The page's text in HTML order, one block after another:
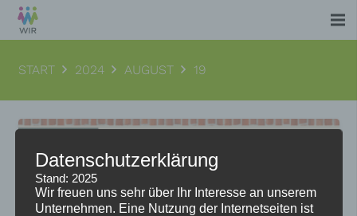
START 2024 AUGUST 19
Datenschutzerklärung
Stand: 2025
Wir freuen uns sehr über Ihr Interesse an unserem
Unternehmen. Eine Nutzung der Internetseiten ist